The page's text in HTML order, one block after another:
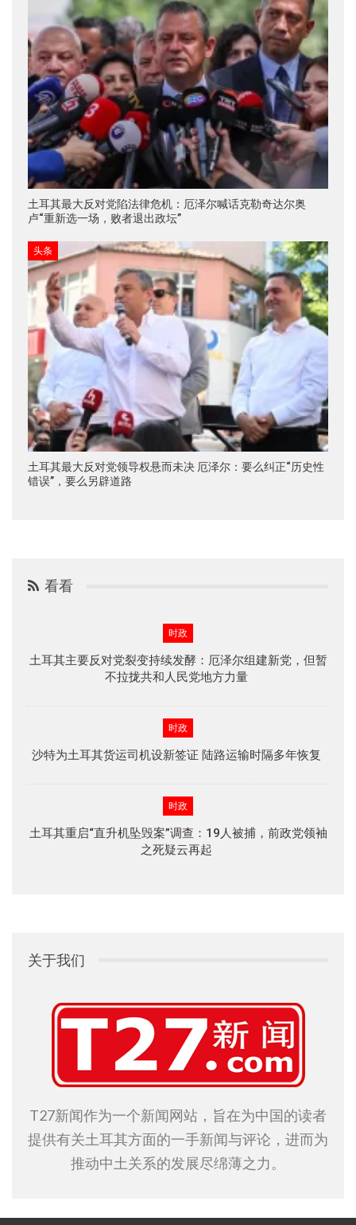
土耳其最大反对党陷法律危机：厄泽尔喊话克勒奇达尔奥
卢“重新选一场，败者退出政坛”
头条
土耳其最大反对党领导权悬而未决 厄泽尔：要么纠正“历史性
错误”，要么另辟道路
看看
时政
土耳其主要反对党裂变持续发酵：厄泽尔组建新党，但暂
不拉拢共和人民党地方力量
时政
沙特为土耳其货运司机设新签证 陆路运输时隔多年恢复
时政
土耳其重启“直升机坠毁案”调查：19人被捕，前政党领袖
之死疑云再起
关于我们
T27新闻作为一个新闻网站，旨在为中国的读者
提供有关土耳其方面的一手新闻与评论，进而为
推动中土关系的发展尽绵薄之力。